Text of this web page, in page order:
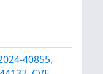
40855,